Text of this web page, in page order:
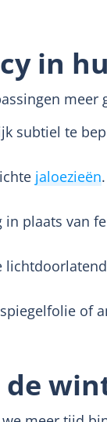
in
meer
subtiel te
jaloezieën.
plaats van
of